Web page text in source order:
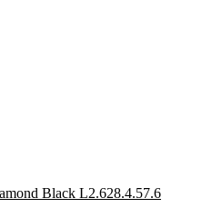
Black L2.628.4.57.6